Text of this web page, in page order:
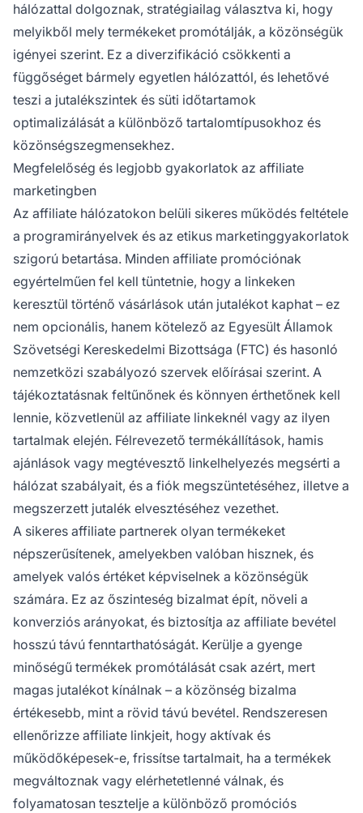
hálózattal dolgoznak, stratégiailag választva ki, hogy
melyikből mely termékeket promótálják, a közönségük
igényei szerint. Ez a diverzifikáció csökkenti a
függőséget bármely egyetlen hálózattól, és lehetővé
teszi a jutalékszintek és süti időtartamok
optimalizálását a különböző tartalomtípusokhoz és
közönségszegmensekhez.
Megfelelőség és legjobb gyakorlatok az affiliate
marketingben
Az affiliate hálózatokon belüli sikeres működés feltétele
a programirányelvek és az etikus marketinggyakorlatok
szigorú betartása. Minden affiliate promóciónak
egyértelműen fel kell tüntetnie, hogy a linkeken
keresztül történő vásárlások után jutalékot kaphat – ez
nem opcionális, hanem kötelező az Egyesült Államok
Szövetségi Kereskedelmi Bizottsága (FTC) és hasonló
nemzetközi szabályozó szervek előírásai szerint. A
tájékoztatásnak feltűnőnek és könnyen érthetőnek kell
lennie, közvetlenül az affiliate linkeknél vagy az ilyen
tartalmak elején. Félrevezető termékállítások, hamis
ajánlások vagy megtévesztő linkelhelyezés megsérti a
hálózat szabályait, és a fiók megszüntetéséhez, illetve a
megszerzett jutalék elvesztéséhez vezethet.
A sikeres affiliate partnerek olyan termékeket
népszerűsítenek, amelyekben valóban hisznek, és
amelyek valós értéket képviselnek a közönségük
számára. Ez az őszinteség bizalmat épít, növeli a
konverziós arányokat, és biztosítja az affiliate bevétel
hosszú távú fenntarthatóságát. Kerülje a gyenge
minőségű termékek promótálását csak azért, mert
magas jutalékot kínálnak – a közönség bizalma
értékesebb, mint a rövid távú bevétel. Rendszeresen
ellenőrizze affiliate linkjeit, hogy aktívak és
működőképesek-e, frissítse tartalmait, ha a termékek
megváltoznak vagy elérhetetlenné válnak, és
folyamatosan tesztelje a különböző promóciós